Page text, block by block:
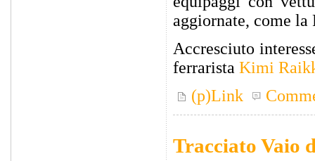
aggiornate, come la
Accresciuto
ferrarista Kimi
(p)Link
Tracciato Vaio